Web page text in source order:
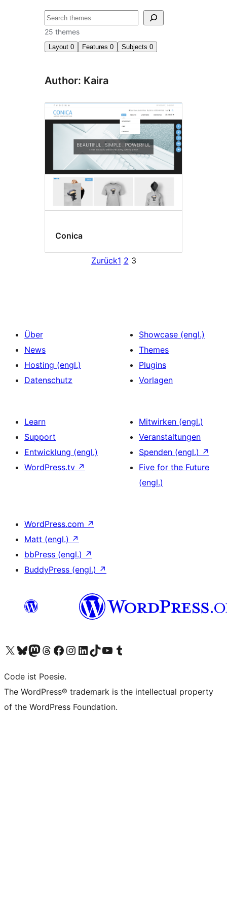
Suchen
25 themes
Layout 0 Features 0 Subjects 0
Author: Kaira
Conica
Zurück1 2 3
Über
News
Hosting (engl.)
Datenschutz
Showcase (engl.)
Themes
Plugins
Vorlagen
Learn
Support
Entwicklung (engl.)
WordPress.tv ↗
Mitwirken (engl.)
Veranstaltungen
Spenden (engl.) ↗
Five for the Future
(engl.)
WordPress.com ↗
Matt (engl.) ↗
bbPress (engl.) ↗
BuddyPress (engl.) ↗
Das X-Konto (früher Twitter) von WordPress.org besuchen
Das Bluesky-Konto von WordPress.org besuchen
Das Mastodon-Konto von WordPress.org besuchen
Das Threads-Konto von WordPress.org besuchen
Die Facebook-Seite von WordPress.org besuchen
Das Instagram-Konto von WordPress.org besuchen
Das LinkedIn-Konto von WordPress.org besuchen
Das TikTok-Konto von WordPress.org besuchen
Den YouTube-Kanal von WordPress.org besuchen
Das Tumblr-Konto von WordPress.org besuchen
Code ist Poesie.
The WordPress® trademark is the intellectual property
of the WordPress Foundation.